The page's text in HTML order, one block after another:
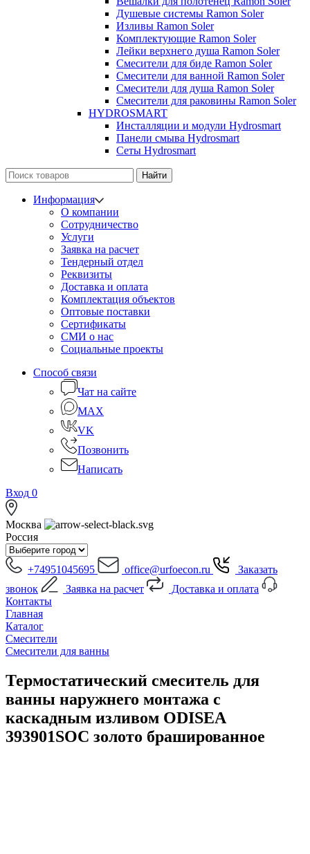
Душевые системы Ramon Soler
Изливы Ramon Soler
Комплектующие Ramon Soler
Лейки верхнего душа Ramon Soler
Смесители для биде Ramon Soler
Смесители для ванной Ramon Soler
Смесители для душа Ramon Soler
Смесители для раковины Ramon Soler
HYDROSMART
Инсталляции и модули Hydrosmart
Панели смыва Hydrosmart
Сеты Hydrosmart
Найти
Информация
О компании
Сотрудничество
Услуги
Заявка на расчет
Тендерный отдел
Реквизиты
Доставка и оплата
Комплектация объектов
Оптовые поставки
Сертификаты
СМИ о нас
Социальные проекты
Способ связи
Чат на сайте
MAX
VK
Позвонить
Написать
Вход 0
Москва
Россия
+74951045695 office@urfoecon.ru
Заказать
звонок
Заявка на расчет
Доставка и оплата
Контакты
Главная
Каталог
Смесители
Смесители для ванны
Термостатический смеситель для
ванны наружнего монтажа с
каскадным изливом ODISEA
393901SOC золото брашированное